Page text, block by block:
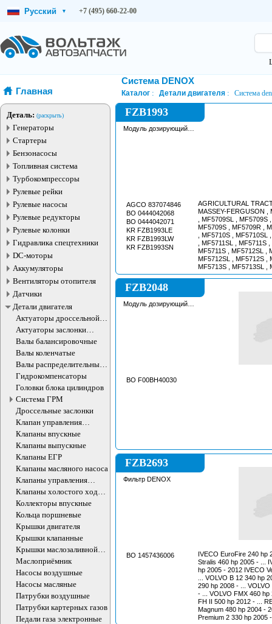
Русский ▾ +7 (495) 660-22-00
Главная
Деталь: (раскрыть)
Генераторы
Стартеры
Бензонасосы
Топливная система
Турбокомпрессоры
Рулевые рейки
Рулевые насосы
Рулевые редукторы
Рулевые колонки
Гидравлика спецтехники
DC-моторы
Аккумуляторы
Вентиляторы отопителя
Датчики
Детали двигателя
Актуаторы дроссельной
заслонки
Актуаторы заслонки
впускного коллектора
Валы балансировочные
Валы коленчатые
Валы распределительные
ДВС
Гидрокомпенсаторы
Головки блока цилиндров
Система ГРМ
Дроссельные заслонки
Клапан управления
впускного коллектора
Клапаны впускные
Клапаны выпускные
Клапаны ЕГР
Клапаны масляного насоса
Клапаны управления
впускного коллектора
Клапаны холостого хода
ДВС
Коллекторы впускные
Кольца поршневые
Крышки двигателя
Крышки клапанные
Крышки маслозаливной
горловины
Маслоприёмник
Насосы воздушные
Насосы масляные
Патрубки воздушные
Патрубки картерных газов
Педали газа электронные
Система DENOX
Каталог Детали двигателя Система
FZB1993
Модуль дозирующий
AGCO 837074846
BO 0444042068
BO 0444042071
KR FZB1993LE
KR FZB1993LW
KR FZB1993SN
AGRICULTURAL
MASSEY-FERGUSON ,
, MF5709SL , MF5709S
MF5709S , MF5709R ,
, MF5710S , MF5710SL
, MF5711SL , MF5711S
MF5711S , MF5712SL ,
MF5712SL , MF5712S ,
MF5713S , MF5713SL ,
MF6712 , MF6712S ,
MF7716 , MF7716S ,
FZB2048
Модуль дозирующий
BO F00BH40030
FZB2693
Фильтр DENOX
BO 1457436006
IVECO EuroFire 240 hp
Stralis 460 hp 2005 - ...
hp 2005 - 2012 IVECO
... VOLVO B 12 340 hp
290 hp 2008 - ...
- ... VOLVO FMX 460 hp
FH II 500 hp 2012 - ...
Magnum 480 hp 2004 - 2006 RENAULT
Premium 2 330 hp 2005